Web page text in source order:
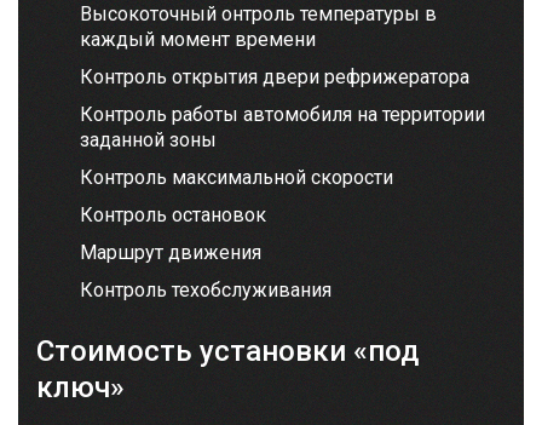
Высокоточный онтроль температуры в
каждый момент времени
Контроль открытия двери рефрижератора
Контроль работы автомобиля на территории
заданной зоны
Контроль максимальной скорости
Контроль остановок
Маршрут движения
Контроль техобслуживания
Стоимость установки «под
ключ»